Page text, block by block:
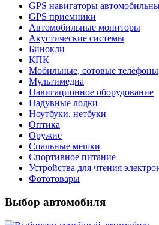
GPS навигаторы
GPS приемники
Автомобильные мониторы
Акустические системы
Бинокли
КПК
Мобильные, сотовые телефоны
Мультимедиа
Навигационное оборудование
Надувные лодки
Ноутбуки, нетбуки
Оптика
Оружие
Спальные мешки
Спортивное питание
Устройства для чтения
Фототовары
Выбор автомобиля